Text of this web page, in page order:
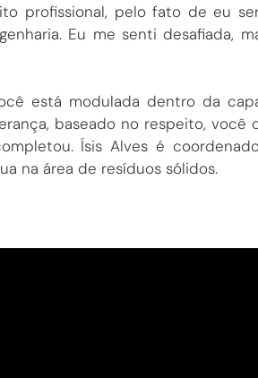
profissional, pelo fato de eu
Eu me senti desafiada,
está modulada dentro da
baseado no respeito, você
Ísis Alves é
na área de resíduos sólidos.